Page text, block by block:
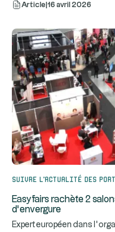
Article 16 avril 2026
Suivre l’actualité des
Easyfairs rachète 2
d’envergure
Expert européen dans